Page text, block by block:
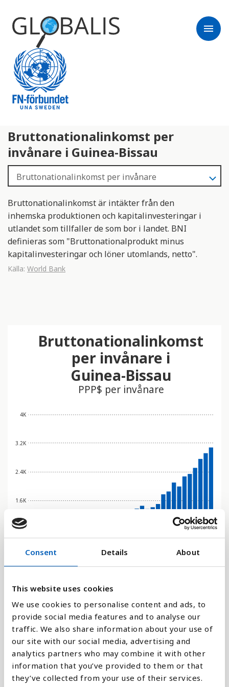
Consent Details About
This website uses cookies
We use cookies to personalise content and ads, to
provide social media features and to analyse our
traffic. We also share information about your use of
our site with our social media, advertising and
analytics partners who may combine it with other
information that you’ve provided to them or that
they’ve collected from your use of their services.
menu
Bruttonationalinkomst per
invånare i Guinea-Bissau
Bruttonationalinkomst är intäkter från den
inhemska produktionen och kapitalinvesteringar i
utlandet som tillfaller de som bor i landet. BNI
definieras som "Bruttonationalprodukt minus
kapitalinvesteringar och löner utomlands, netto".
Källa: World Bank
800
1.6K
2.4K
3.2K
4K
1990 1992 1994 1996 1998 2000 2002 2004 2006 2008 2010 2012 2014 2016 2018 2020 2022 2024
Bruttonationalinkomst
per invånare i
Guinea-Bissau
PPP$ per invånare
Stapeldiagram
Linje
Platt